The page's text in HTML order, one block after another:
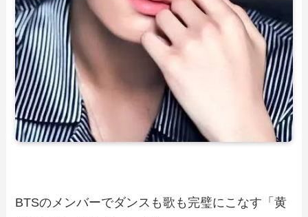
BTSのメンバーでダンスも歌も完璧にこなす「黄